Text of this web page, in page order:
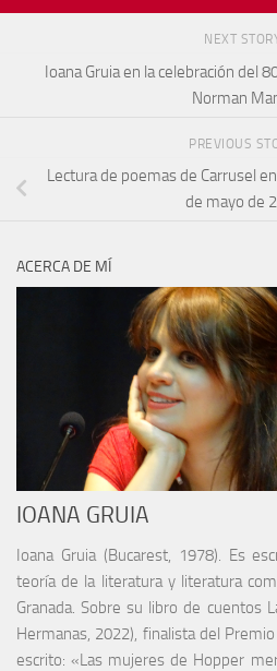
NEXT
Ioana Gruia en la celebración del
Norman
PREVIOUS
Lectura de poemas de Carrusel
de mayo de
ACERCA DE MÍ
IOANA GRUIA
Ioana Gruia (Bucarest, 1978). Es
teoría de la literatura y literatura
Granada. Sobre su libro de cuentos
Hermanas, 2022), finalista del
escrito: «Las mujeres de Hopper